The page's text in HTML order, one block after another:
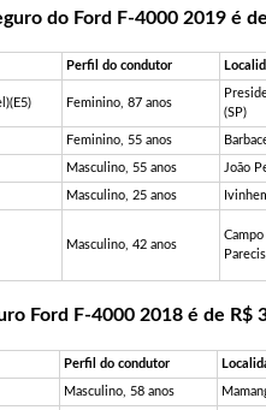
do Ford F-4000 2019 é
Perfil do condutor
Feminino, 87 anos
(SP)
Feminino, 55 anos
Masculino, 55 anos João
Masculino, 25 anos
Masculino, 42 anos
Ford F-4000 2018 é de R$
Perfil do condutor
Masculino, 58 anos